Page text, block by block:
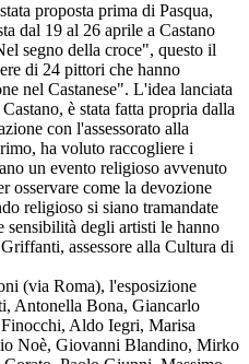
proposta prima di Pasqua,
dal 19 al 26 aprile a Castano
segno della croce", questo il
di 24 pittori che hanno
nel Castanese". L'idea lanciata
è stata fatta propria dalla
con l'assessorato alla
ha voluto raccogliere i
un evento religioso avvenuto
osservare come la devozione
religioso si siano tramandate
sensibilità degli artisti le hanno
assessore alla Cultura di
(via Roma), l'esposizione
Antonella Bona, Giancarlo
Aldo Iegri, Marisa
Noè, Giovanni Blandino, Mirko